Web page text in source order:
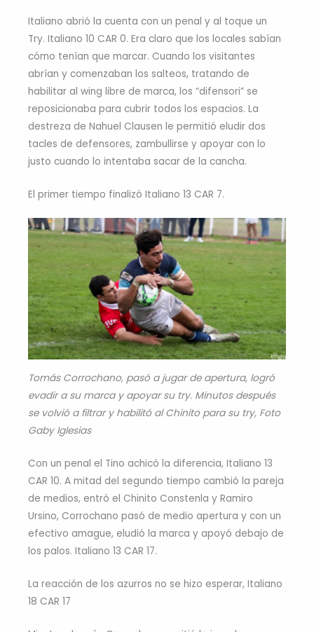
Italiano abrió la cuenta con un penal y al toque un
Try. Italiano 10 CAR 0. Era claro que los locales sabían
cómo tenían que marcar. Cuando los visitantes
abrían y comenzaban los salteos, tratando de
habilitar al wing libre de marca, los “difensori” se
reposicionaba para cubrir todos los espacios. La
destreza de Nahuel Clausen le permitió eludir dos
tacles de defensores, zambullirse y apoyar con lo
justo cuando lo intentaba sacar de la cancha.
El primer tiempo finalizó Italiano 13 CAR 7.
Tomás Corrochano, pasó a jugar de apertura, logró
evadir a su marca y apoyar su try. Minutos después
se volvió a filtrar y habilitó al Chinito para su try, Foto
Gaby Iglesias
Con un penal el Tino achicó la diferencia, Italiano 13
CAR 10. A mitad del segundo tiempo cambió la pareja
de medios, entró el Chinito Constenla y Ramiro
Ursino, Corrochano pasó de medio apertura y con un
efectivo amague, eludió la marca y apoyó debajo de
los palos. Italiano 13 CAR 17.
La reacción de los azurros no se hizo esperar, Italiano
18 CAR 17